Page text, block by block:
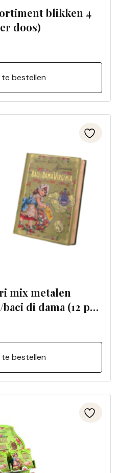
blikken 4
doos)
te bestellen
mix metalen
di dama (12 per
te bestellen